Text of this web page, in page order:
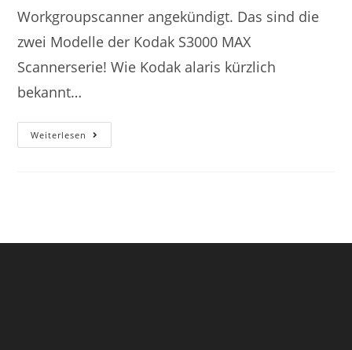
Workgroupscanner angekündigt. Das sind die
zwei Modelle der Kodak S3000 MAX
Scannerserie! Wie Kodak alaris kürzlich
bekannt…
Weiterlesen